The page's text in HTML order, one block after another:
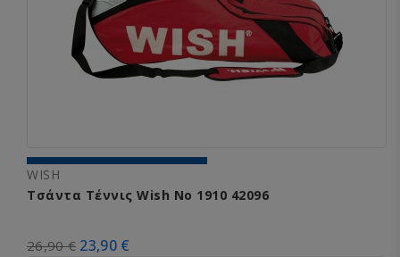
WISH
Τσάντα Τέννις Wish No 1910 42096
26,90 € 23,90 €